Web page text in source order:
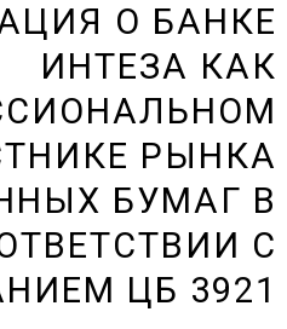
О БАНКЕ
ИНТЕЗА КАК
РЫНКА
БУМАГ В
С
ЦБ 3921